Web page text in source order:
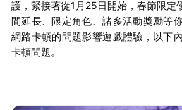
護，緊接著從1月25日開始，春節限定
間延長、限定角色、諸多活動獎勵等
網路卡頓的問題影響遊戲體驗，以下
卡頓問題。